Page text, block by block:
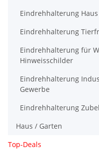
Eindrehhalterung
Eindrehhalterung
Eindrehhalterung für
Hinweisschilder
Eindrehhalterung
Gewerbe
Eindrehhalterung
Haus / Garten
Top-Deals